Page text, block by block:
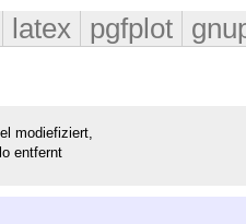
latex pgfplot
modiefiziert,
entfernt